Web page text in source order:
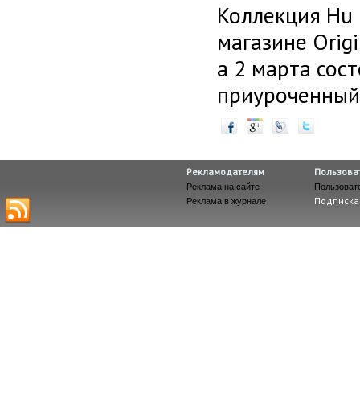
Коллекция
магазине
а 2 марта
Рекламодателям
Реклама на сайте
Реклама в журнале